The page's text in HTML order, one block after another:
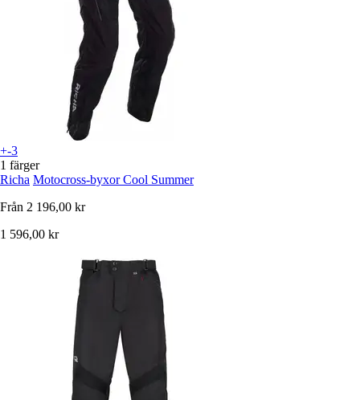
+-3
1 färger
Richa Motocross-byxor Cool Summer
Från 2 196,00 kr
1 596,00 kr